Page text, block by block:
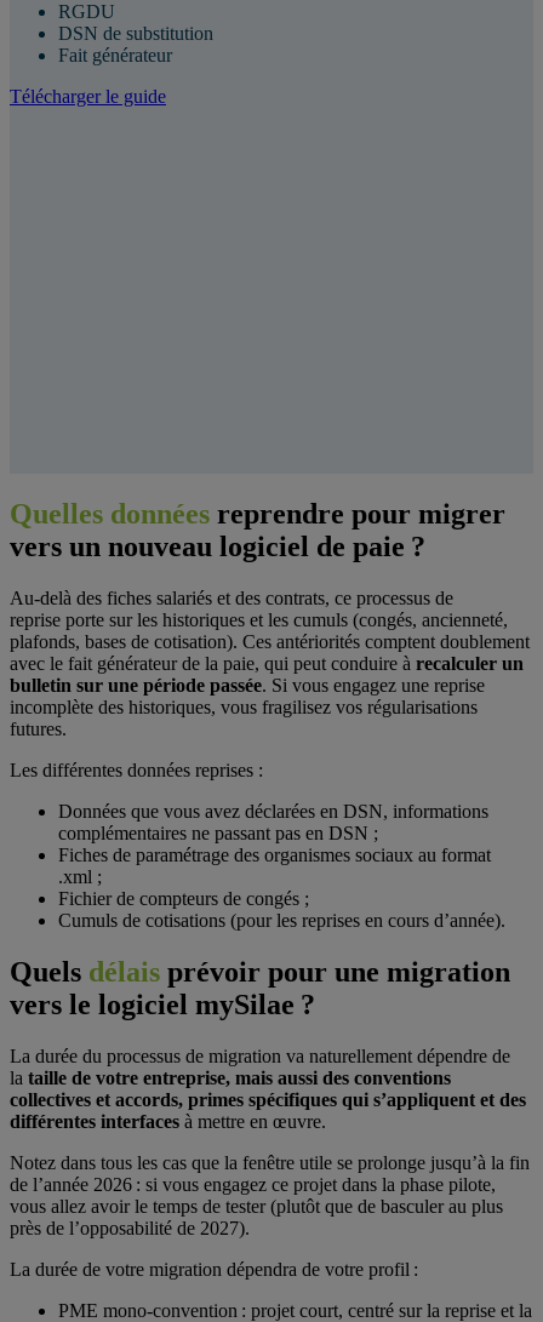
RGDU
DSN de substitution
Fait générateur
Télécharger le guide
Quelles données reprendre pour migrer
vers un nouveau logiciel de paie ?
Au-delà des fiches salariés et des contrats, ce processus de
reprise porte sur les historiques et les cumuls (congés, ancienneté,
plafonds, bases de cotisation). Ces antériorités comptent doublement
avec le fait générateur de la paie, qui peut conduire à recalculer un
bulletin sur une période passée. Si vous engagez une reprise
incomplète des historiques, vous fragilisez vos régularisations
futures.
Les différentes données reprises :
Données que vous avez déclarées en DSN, informations
complémentaires ne passant pas en DSN ;
Fiches de paramétrage des organismes sociaux au format
.xml ;
Fichier de compteurs de congés ;
Cumuls de cotisations (pour les reprises en cours d’année).
Quels délais prévoir pour une migration
vers le logiciel mySilae ?
La durée du processus de migration va naturellement dépendre de
la taille de votre entreprise, mais aussi des conventions
collectives et accords, primes spécifiques qui s’appliquent et des
différentes interfaces à mettre en œuvre.
Notez dans tous les cas que la fenêtre utile se prolonge jusqu’à la fin
de l’année 2026 : si vous engagez ce projet dans la phase pilote,
vous allez avoir le temps de tester (plutôt que de basculer au plus
près de l’opposabilité de 2027).
La durée de votre migration dépendra de votre profil :
PME mono-convention : projet court, centré sur la reprise et la